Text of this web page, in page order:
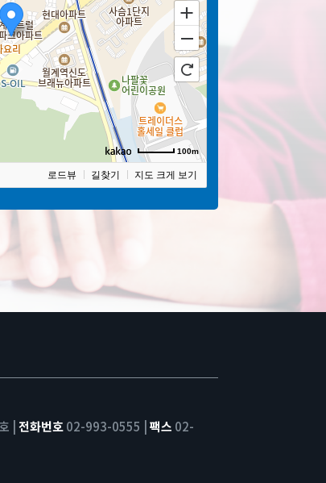
100m
로드뷰 길찾기 지도 크게 보기
| 전화번호02-993-0555 | 팩스 02-